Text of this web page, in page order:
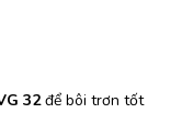
32để bôi trơn tốt